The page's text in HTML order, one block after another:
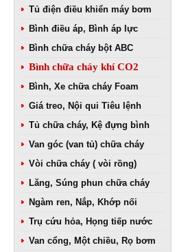
Tủ điện điều khiển máy bơm
Bình điều áp, Bình áp lực
Bình chữa cháy bột ABC
Bình chữa cháy khí CO2
Bình, Xe chữa cháy Foam
Giá treo, Nội qui Tiêu lệnh
Tủ chữa cháy, Kệ đựng bình
Van góc (van tủ) chữa cháy
Vòi chữa cháy ( vòi rồng)
Lăng, Súng phun chữa cháy
Ngàm ren, Nắp, Khớp nối
Trụ cứu hỏa, Họng tiếp nước
Van cổng, Một chiều, Rọ bơm